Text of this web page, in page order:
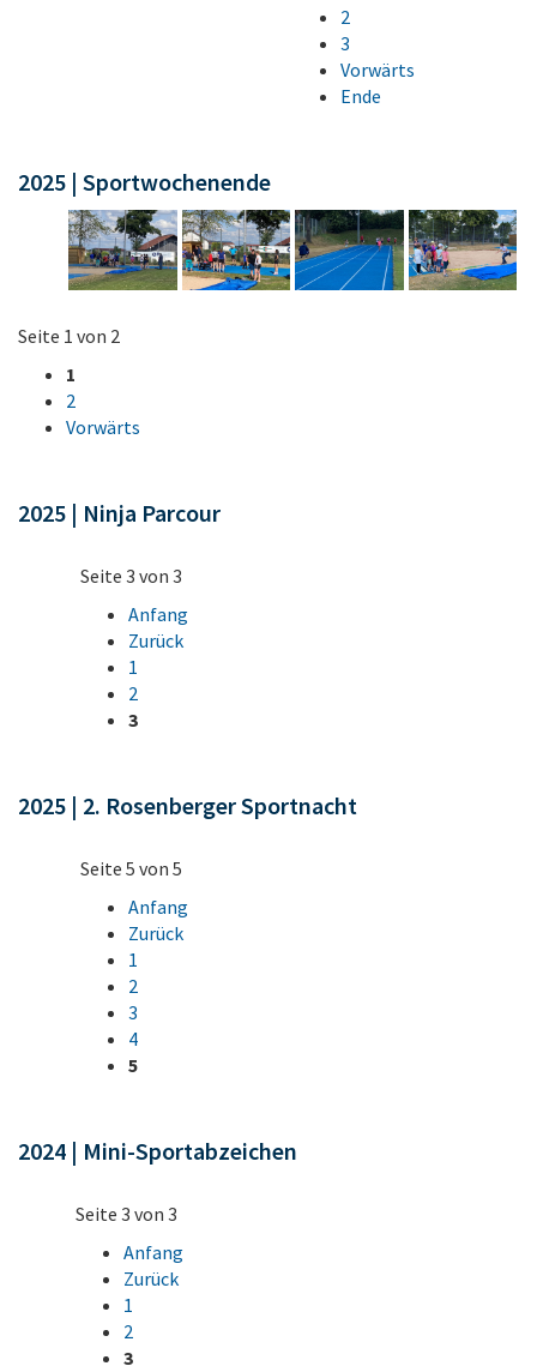
2
3
Vorwärts
Ende
2025 | Sportwochenende
Seite 1 von 2
1
2
Vorwärts
2025 | Ninja Parcour
Seite 3 von 3
Anfang
Zurück
1
2
3
2025 | 2. Rosenberger Sportnacht
Seite 5 von 5
Anfang
Zurück
1
2
3
4
5
2024 | Mini-Sportabzeichen
Seite 3 von 3
Anfang
Zurück
1
2
3